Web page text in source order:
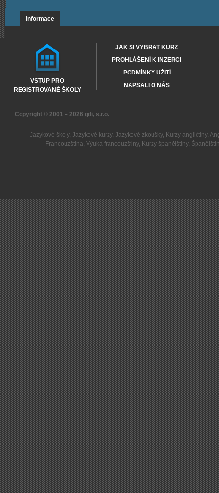
Informace
VSTUP PRO
REGISTROVANÉ ŠKOLY
JAK SI VYBRAT KURZ
PROHLÁŠENÍ K INZERCI
PODMÍNKY UŽITÍ
NAPSALI O NÁS
Copyright © 2001 – 2026 gdi, s.r.o.
Jazykové školy, Jazykové kurzy, Jazykové zkoušky, Kurzy angličtiny,
Francouzština,Výuka francouzštiny, Kurzy španělštiny,